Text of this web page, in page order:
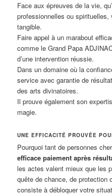
Face aux épreuves de la vie,
professionnelles ou
tangible.
Faire appel à un marabout
comme le Grand Papa
d’une intervention réussie.
Dans un domaine où la
service avec garantie de
des arts divinatoires.
Il prouve également son
magie.
UNE EFFICACITÉ PROUVÉE
Pourquoi tant de personnes
efficace paiement après
les actes valent mieux que les
quête de chance, de protection
consiste à débloquer votre